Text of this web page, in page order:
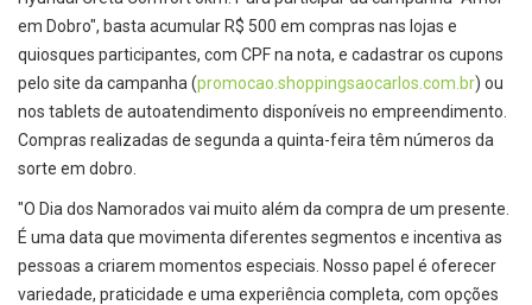
em Dobro", basta acumular R$ 500 em compras nas lojas e
quiosques participantes, com CPF na nota, e cadastrar os cupons
pelo site da campanha (promocao.shoppingsaocarlos. com.br) ou
nos tablets de autoatendimento disponíveis no empreendimento.
Compras realizadas de segunda a quinta-feira têm números da
sorte em dobro.
"O Dia dos Namorados vai muito além da compra de um presente.
É uma data que movimenta diferentes segmentos e incentiva as
pessoas a criarem momentos especiais. Nosso papel é oferecer
variedade, praticidade e uma experiência completa, com opções